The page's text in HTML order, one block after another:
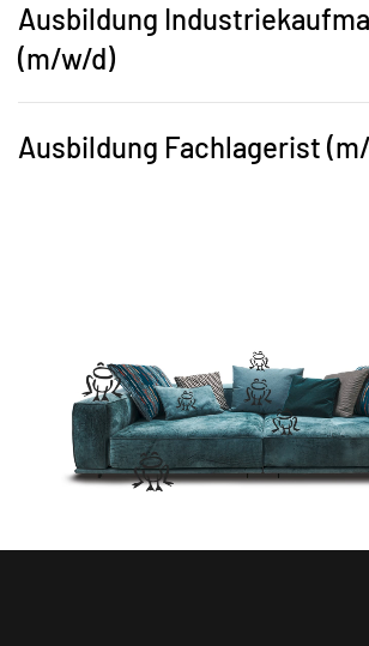
Ausbildung
(m/w/d)
Ausbildung Fachlagerist